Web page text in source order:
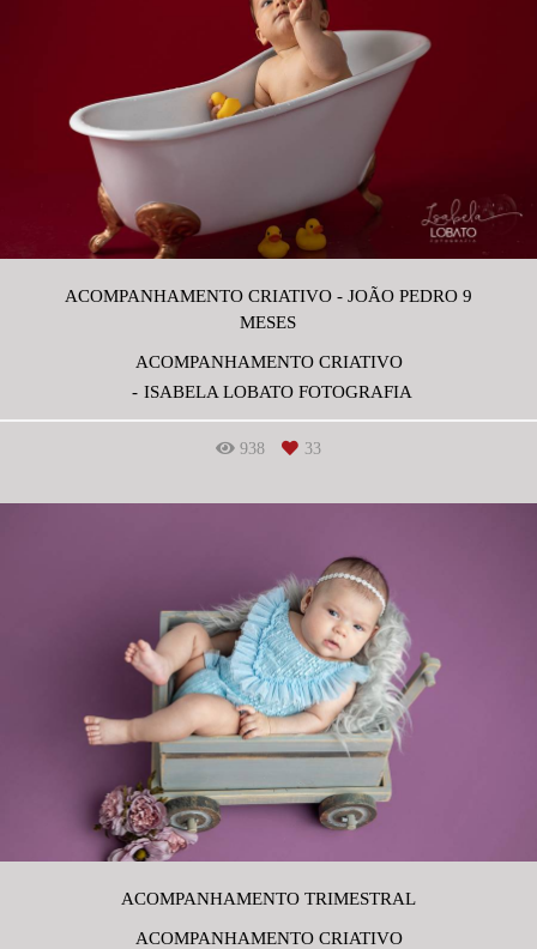
ACOMPANHAMENTO CRIATIVO - JOÃO PEDRO 9
MESES
ACOMPANHAMENTO CRIATIVO
ISABELA LOBATO FOTOGRAFIA
938 33
ACOMPANHAMENTO TRIMESTRAL
ACOMPANHAMENTO CRIATIVO